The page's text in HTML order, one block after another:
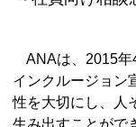
ANAは、2015年
インクルージョン
性を大切にし、人
生み出すことがで